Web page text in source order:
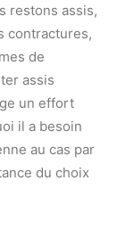
restons assis,
contractures,
de
assis
un effort
il a besoin
au cas par
du choix